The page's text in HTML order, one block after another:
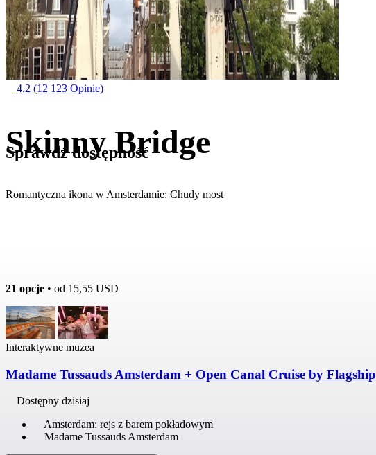
4.2 (12 123 Opinie)
Skinny Bridge
Romantyczna ikona w Amsterdamie: Chudy most
Sprawdź dostępność
21 opcje • od 15,55 USD
Interaktywne muzea
Madame Tussauds Amsterdam + Open Canal Cruise by Flagship
Dostępny dzisiaj
Amsterdam: rejs z barem pokładowym
Madame Tussauds Amsterdam